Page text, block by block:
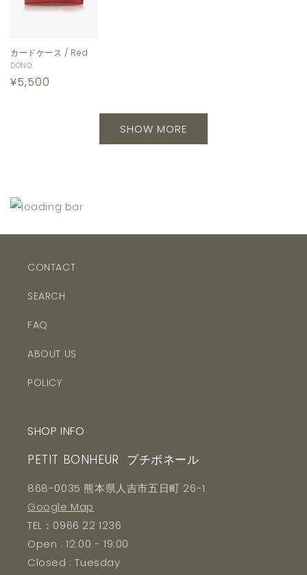
カードケース / Red
販
売
DONO
通
¥5,500
SHOW MORE
CONTACT
SEARCH
FAQ
ABOUT US
POLICY
SHOP INFO
PETIT BONHEUR プチボネール
868-0035 熊本県人吉市五日町 26-1
Google Map
TEL：0966 22 1236
Open : 12:00 - 19:00
Closed : Tuesday